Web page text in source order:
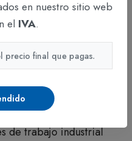
y duración
de trabajo industrial
en nuestro sitio web
el IVA.
precio final que pagas.